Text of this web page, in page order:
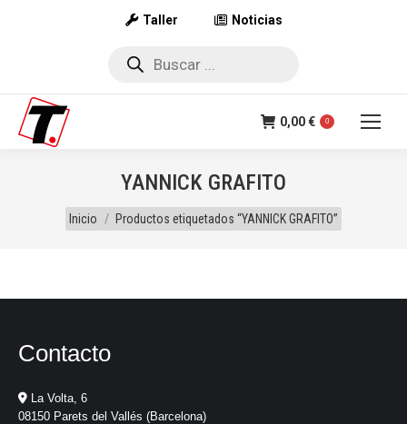
Taller Noticias
Búsqueda
0,00€ 0
YANNICK GRAFITO
Estás aquí:
Inicio Productos etiquetados “YANNICK GRAFITO”
Contacto
La Volta, 6
08150 Parets del Vallés (Barcelona)